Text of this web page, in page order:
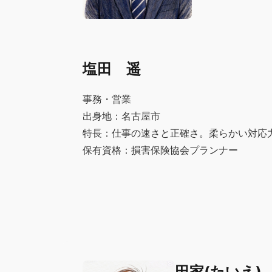
塩田 遥
事務・営業
出身地：名古屋市
特長：仕事の速さと正確さ。柔らかい対応
保有資格：損害保険協会プランナー